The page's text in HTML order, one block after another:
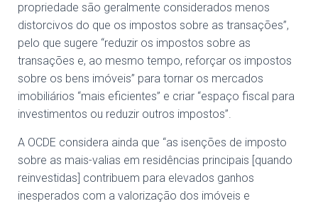
propriedade são geralmente considerados menos
distorcivos do que os impostos sobre as transações”,
pelo que sugere “reduzir os impostos sobre as
transações e, ao mesmo tempo, reforçar os impostos
sobre os bens imóveis” para tornar os mercados
imobiliários “mais eficientes” e criar “espaço fiscal para
investimentos ou reduzir outros impostos”.
A OCDE considera ainda que “as isenções de imposto
sobre as mais-valias em residências principais [quando
reinvestidas] contribuem para elevados ganhos
inesperados com a valorização dos imóveis e